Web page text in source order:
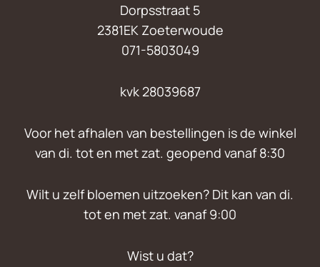
Dorpsstraat 5
2381EK Zoeterwoude
071-5803049
kvk 28039687
Voor het afhalen van bestellingen is de winkel
van di. tot en met zat. geopend vanaf 8:30
Wilt u zelf bloemen uitzoeken? Dit kan van di.
tot en met zat. vanaf 9:00
Wist u dat?